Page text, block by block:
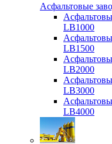
Асфальтовые
LB1000
LB1500
LB2000
LB3000
LB4000